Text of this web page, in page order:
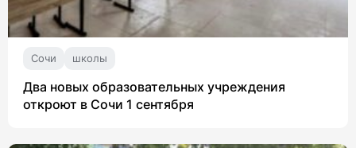
Сочи школы
Два новых образовательных учреждения
откроют в Сочи 1 сентября